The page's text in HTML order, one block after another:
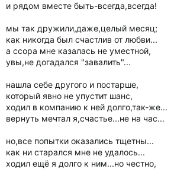
и рядом вместе быть-всегда,всегда!
мы так дружили,даже,целый месяц;
как никогда был счастлив от любви...
а ссора мне казалась не уместной,
увы,не догадался "завалить"...
нашла себе другого и постарше,
который явно не упустит шанс,
ходил в компанию к ней долго,так-же...
вернуть мечтал я,счастье...не на час...
но,все попытки оказались тщетны...
как ни старался мне не удалось...
ходил ещё я долго к ним...но честно,